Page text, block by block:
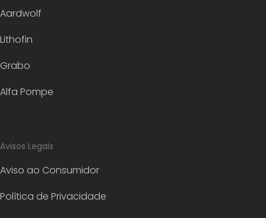
Aardwolf
Lithofin
Grabo
Alfa Pompe
Avisos Legais
Aviso ao Consumidor
Política de Privacidade